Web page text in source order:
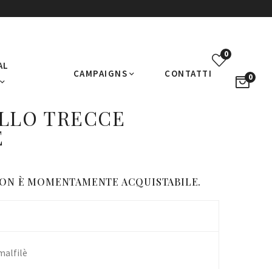
CAMPAIGNS CONTATTI
0
0
TRECCE
È MOMENTAMENTE ACQUISTABILE.